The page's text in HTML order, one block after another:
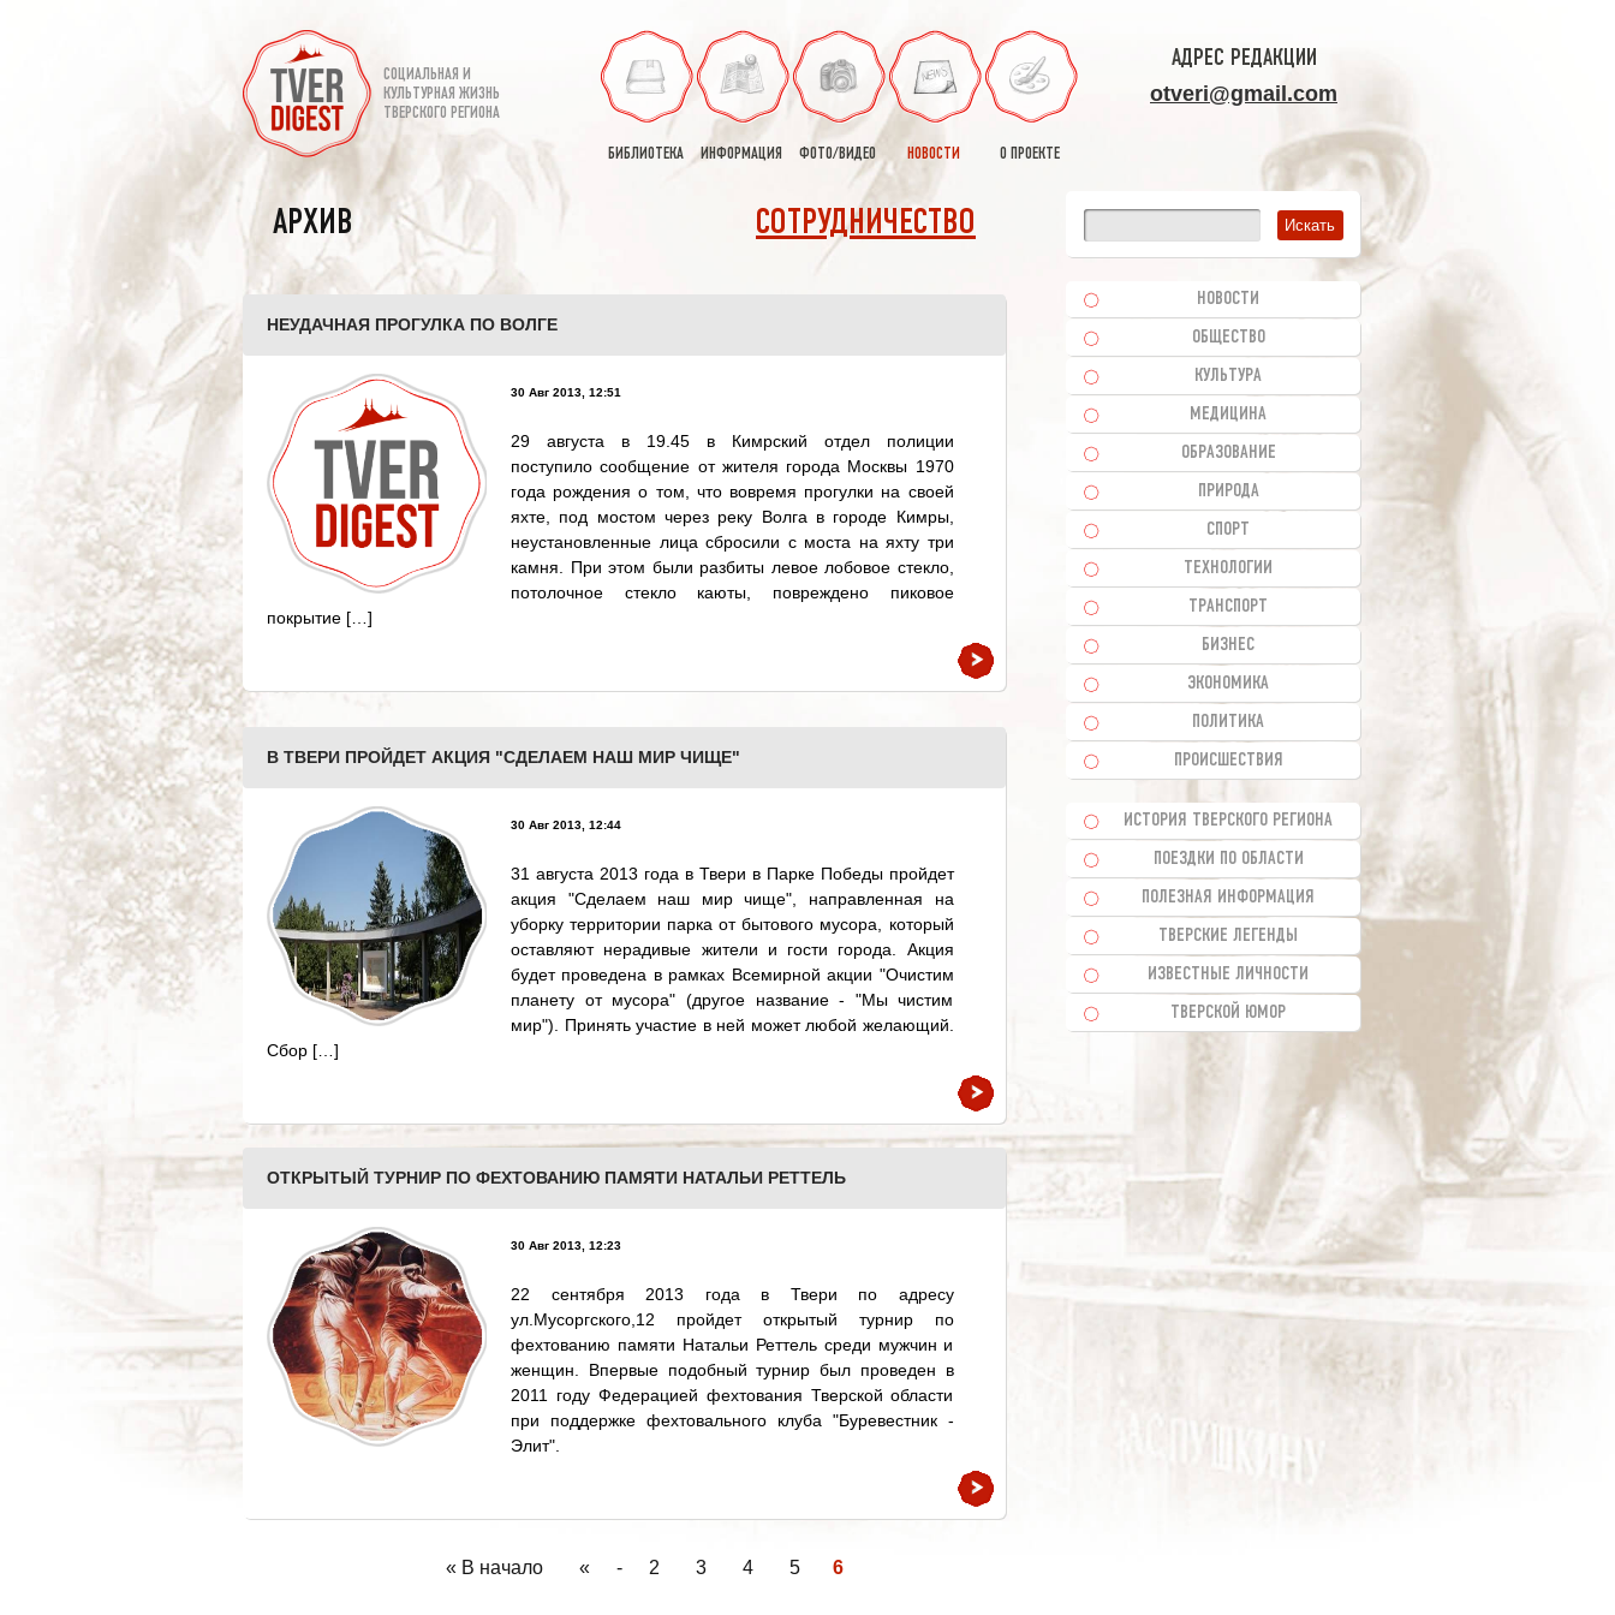
СОЦИАЛЬНАЯ И
КУЛЬТУРНАЯ ЖИЗНЬ
ТВЕРСКОГО РЕГИОНА
БИБЛИОТЕКА ИНФОРМАЦИЯ ФОТО/ВИДЕО НОВОСТИ О ПРОЕКТЕ
АДРЕС РЕДАКЦИИ
otveri@gmail.com
АРХИВ СОТРУДНИЧЕСТВО
НЕУДАЧНАЯ ПРОГУЛКА ПО ВОЛГЕ
30 Авг 2013, 12:51
29 августа в 19.45 в Кимрский отдел полиции
поступило сообщение от жителя города Москвы 1970
года рождения о том, что вовремя прогулки на своей
яхте, под мостом через реку Волга в городе Кимры,
неустановленные лица сбросили с моста на яхту три
камня. При этом были разбиты левое лобовое стекло,
потолочное стекло каюты, повреждено пиковое
покрытие […]
В ТВЕРИ ПРОЙДЕТ АКЦИЯ "СДЕЛАЕМ НАШ МИР ЧИЩЕ"
30 Авг 2013, 12:44
31 августа 2013 года в Твери в Парке Победы пройдет
акция "Сделаем наш мир чище", направленная на
уборку территории парка от бытового мусора, который
оставляют нерадивые жители и гости города. Акция
будет проведена в рамках Всемирной акции "Очистим
планету от мусора" (другое название - "Мы чистим
мир"). Принять участие в ней может любой желающий.
Сбор […]
ОТКРЫТЫЙ ТУРНИР ПО ФЕХТОВАНИЮ ПАМЯТИ НАТАЛЬИ РЕТТЕЛЬ
30 Авг 2013, 12:23
22 сентября 2013 года в Твери по адресу
ул.Мусоргского,12 пройдет открытый турнир по
фехтованию памяти Натальи Реттель среди мужчин и
женщин. Впервые подобный турнир был проведен в
2011 году Федерацией фехтования Тверской области
при поддержке фехтовального клуба "Буревестник -
Элит".
« В начало « - 2 3 4 5 6
НОВОСТИ
ОБЩЕСТВО
КУЛЬТУРА
МЕДИЦИНА
ОБРАЗОВАНИЕ
ПРИРОДА
СПОРТ
ТЕХНОЛОГИИ
ТРАНСПОРТ
БИЗНЕС
ЭКОНОМИКА
ПОЛИТИКА
ПРОИСШЕСТВИЯ
ИСТОРИЯ ТВЕРСКОГО РЕГИОНА
ПОЕЗДКИ ПО ОБЛАСТИ
ПОЛЕЗНАЯ ИНФОРМАЦИЯ
ТВЕРСКИЕ ЛЕГЕНДЫ
ИЗВЕСТНЫЕ ЛИЧНОСТИ
ТВЕРСКОЙ ЮМОР